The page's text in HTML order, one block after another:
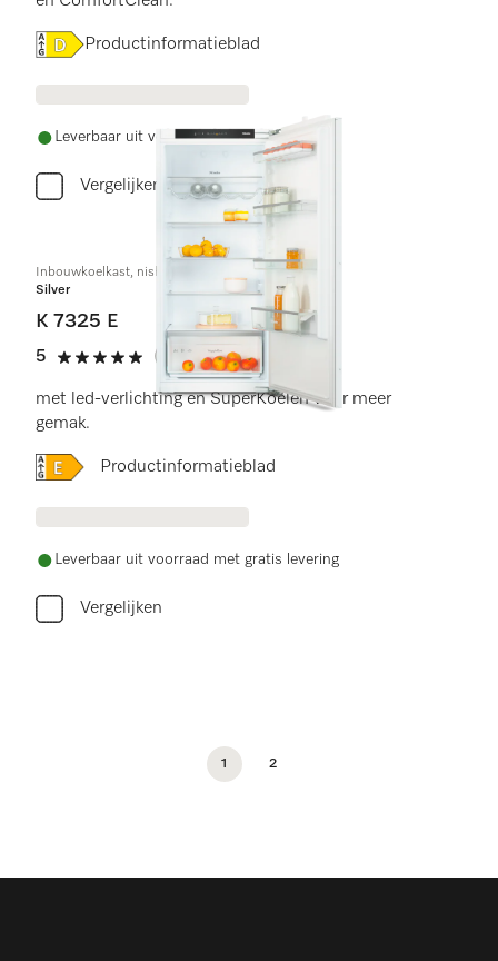
Online Label Flag, Energielabel
Productinformatieblad
Leverbaar uit voorraad met gratis levering
Vergelijken
Inbouwkoelkast, nishoogte 122 cm
Silver
K 7325 E
5
5 sterren op 5
(1 beoordeling)
met led-verlichting en SuperKoelen voor meer
gemak.
Online Label Flag, Energielabel
Productinformatieblad
Leverbaar uit voorraad met gratis levering
Vergelijken
1 2